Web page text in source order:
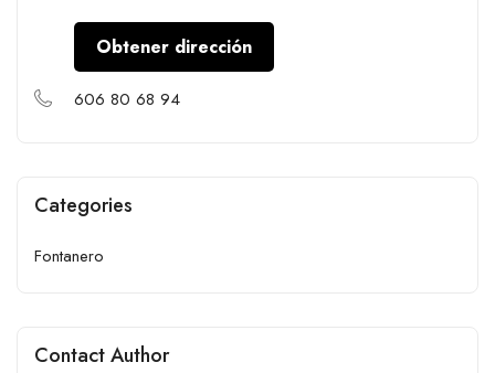
Obtener dirección
606 80 68 94
Categories
Fontanero
Contact Author